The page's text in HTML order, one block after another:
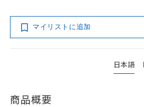
マイリストに追加
日本語
商品概要